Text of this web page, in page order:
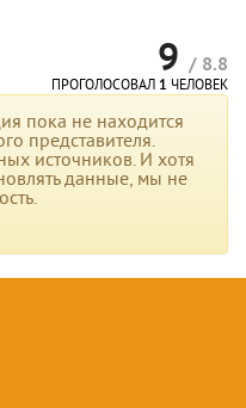
9 / 8.8
ПРОГОЛОСОВАЛ 1 ЧЕЛОВЕК
пока не находится
представителя.
источников. И хотя
данные, мы не